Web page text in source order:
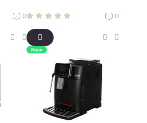
0 0
New